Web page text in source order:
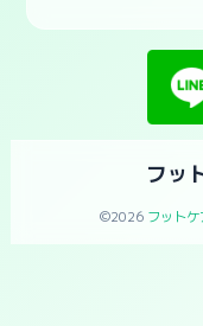
フッ
©2026 フット